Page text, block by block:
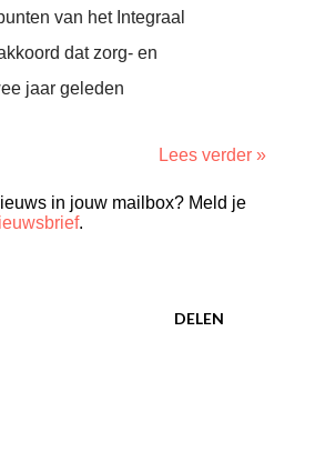
van het Integraal
dat zorg- en
jaar geleden
Lees verder »
in jouw mailbox? Meld je
.
DELEN